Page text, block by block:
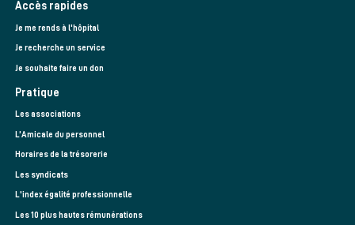
Accès rapides
Je me rends à l'hôpital
Je recherche un service
Je souhaite faire un don
Pratique
Les associations
L’Amicale du personnel
Horaires de la trésorerie
Les syndicats
L'index égalité professionnelle
Les 10 plus hautes rémunérations